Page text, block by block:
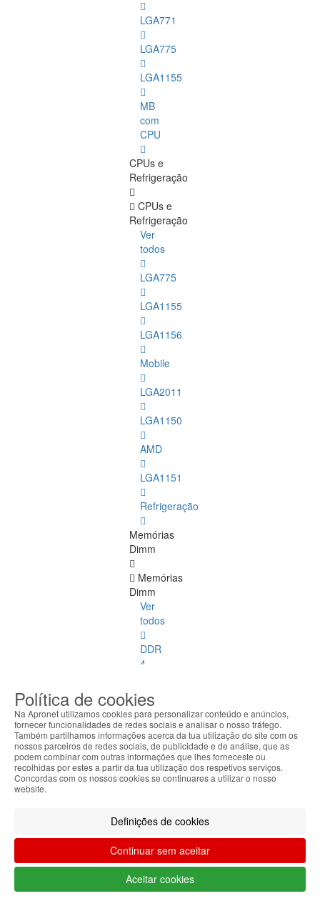
LGA771
LGA775
LGA1155
MB
com
CPU
CPUs e
Refrigeração
CPUs e
Refrigeração
Ver
todos
LGA775
LGA1155
LGA1156
Mobile
LGA2011
LGA1150
AMD
LGA1151
Refrigeração
Memórias
Dimm
Memórias
Dimm
Ver
todos
DDR
4
DDR
1
DDR
2
DDR
4
DDR
2
Política de cookies
Na Apronet utilizamos cookies para personalizar conteúdo e anúncios,
fornecer funcionalidades de redes sociais e analisar o nosso tráfego.
Também partilhamos informações acerca da tua utilização do site com os
nossos parceiros de redes sociais, de publicidade e de análise, que as
podem combinar com outras informações que lhes forneceste ou
recolhidas por estes a partir da tua utilização dos respetivos serviços.
Concordas com os nossos cookies se continuares a utilizar o nosso
website.
Definições de cookies
Continuar sem aceitar
Aceitar cookies